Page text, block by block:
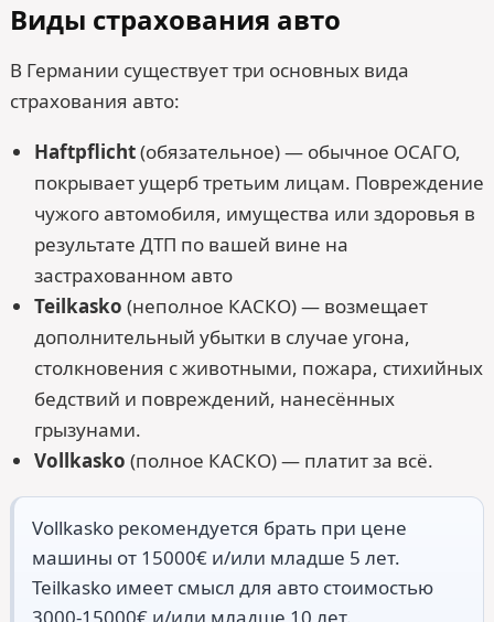
Виды страхования авто
В Германии существует три основных вида
страхования авто:
Haftpflicht(обязательное) — обычное ОСАГО,
покрывает ущерб третьим лицам. Повреждение
чужого автомобиля, имущества или здоровья в
результате ДТП по вашей вине на
застрахованном авто
Teilkasko (неполное КАСКО) — возмещает
дополнительный убытки в случае угона,
столкновения с животными, пожара, стихийных
бедствий и повреждений, нанесённых
грызунами.
Vollkasko (полное КАСКО) — платит за всё.
Vollkasko рекомендуется брать при цене
машины от 15000€ и/или младше 5 лет.
Teilkasko имеет смысл для авто стоимостью